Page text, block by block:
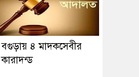
বগুড়ায় ৪ মাদকসেবীর
কারাদন্ড